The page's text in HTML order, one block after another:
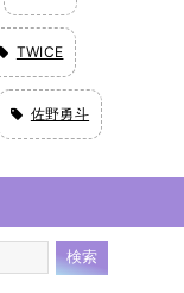
TWICE
佐野勇斗